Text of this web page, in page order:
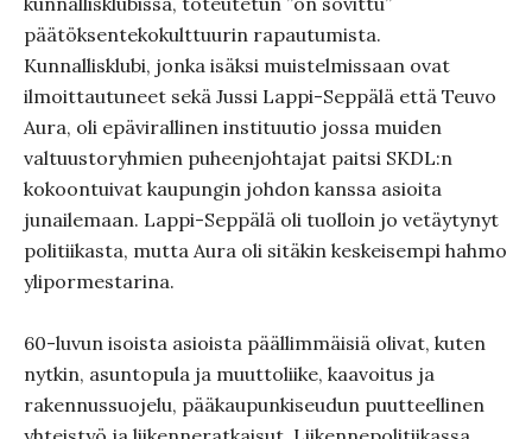
päätöksentekokulttuurin rapautumista.
Kunnallisklubi, jonka isäksi muistelmissaan ovat
ilmoittautuneet sekä Jussi Lappi-Seppälä että Teuvo
Aura, oli epävirallinen instituutio jossa muiden
valtuustoryhmien puheenjohtajat paitsi SKDL:n
kokoontuivat kaupungin johdon kanssa asioita
junailemaan. Lappi-Seppälä oli tuolloin jo vetäytynyt
politiikasta, mutta Aura oli sitäkin keskeisempi hahmo
ylipormestarina.
60-luvun isoista asioista päällimmäisiä olivat, kuten
nytkin, asuntopula ja muuttoliike, kaavoitus ja
rakennussuojelu, pääkaupunkiseudun puutteellinen